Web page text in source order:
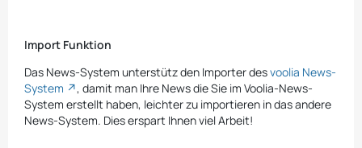
Import Funktion
Das News-System unterstütz den Importer desvoolia News-
System
, damit man Ihre News die Sie im Voolia-News-
System erstellt haben, leichter zu importieren in das andere
News-System. Dies erspart Ihnen viel Arbeit!